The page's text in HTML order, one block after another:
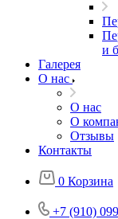
и
Галерея
О нас
О нас
О
Отзывы
Контакты
0 Корзина
+7 (910)